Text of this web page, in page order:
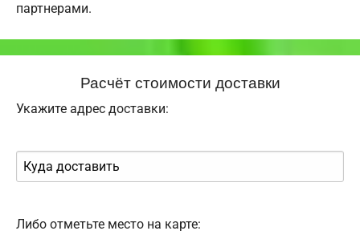
партнерами.
Расчёт стоимости доставки
Укажите адрес доставки:
Либо отметьте место на карте: